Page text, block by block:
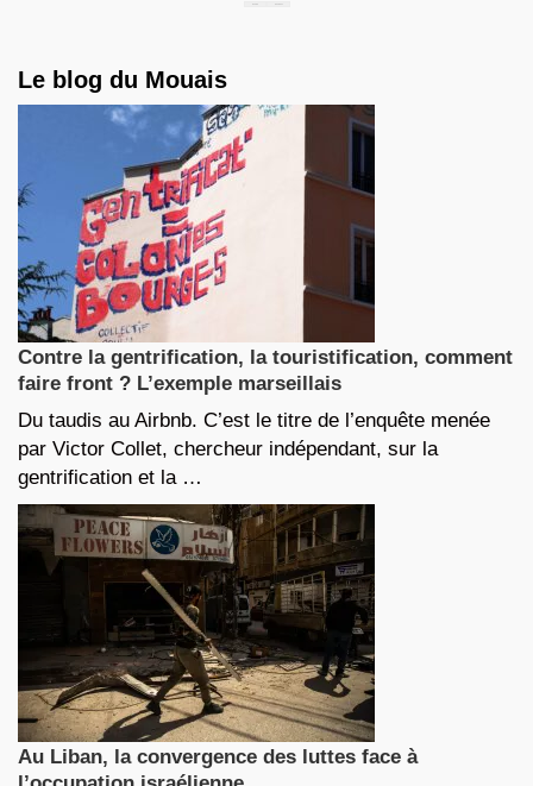
Le blog du Mouais
Contre la gentrification, la touristification, comment
faire front ? L’exemple marseillais
Du taudis au Airbnb. C’est le titre de l’enquête menée
par Victor Collet, chercheur indépendant, sur la
gentrification et la …
Au Liban, la convergence des luttes face à